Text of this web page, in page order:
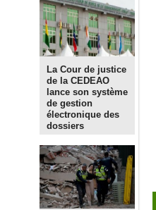
La Cour de justice
de la CEDEAO
lance son système
de gestion
électronique des
dossiers